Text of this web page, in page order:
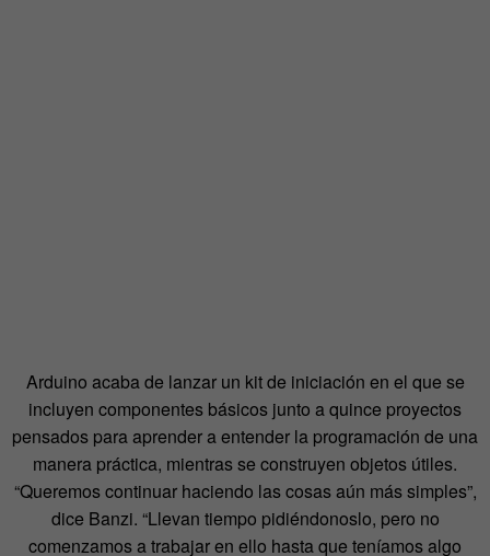
Arduino acaba de lanzar un kit de iniciación en el que se
incluyen componentes básicos junto a quince proyectos
pensados para aprender a entender la programación de una
manera práctica, mientras se construyen objetos útiles.
“Queremos continuar haciendo las cosas aún más simples”,
dice Banzi. “Llevan tiempo pidiéndonoslo, pero no
comenzamos a trabajar en ello hasta que teníamos algo